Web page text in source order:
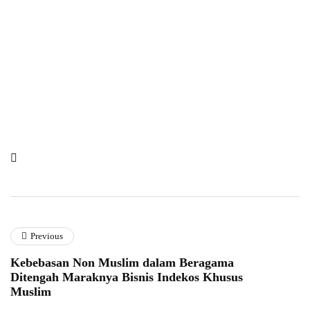
Previous
Kebebasan Non Muslim dalam Beragama
Ditengah Maraknya Bisnis Indekos Khusus
Muslim